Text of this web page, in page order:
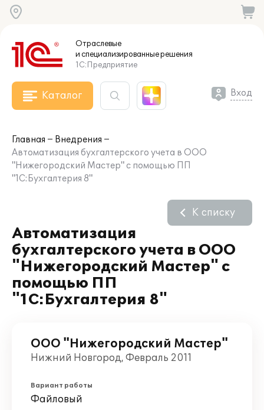
Отраслевые
и специализированныерешения
1С:Предприятие
Каталог Вход
Главная
Внедрения
Автоматизация бухгалтерского учета в ООО
"Нижегородский Мастер" с помощью ПП
"1С:Бухгалтерия 8"
Автоматизация
бухгалтерского учета в ООО
"Нижегородский Мастер" с
помощью ПП
"1С:Бухгалтерия 8"
К списку
ООО "Нижегородский Мастер"
Нижний Новгород, Февраль 2011
Вариант работы
Файловый